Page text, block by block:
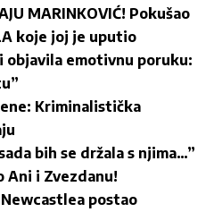
MARINKOVIĆ! Pokušao
koje joj je uputio
emotivnu poruku:
Kriminalistička
bih se držala s njima…”
Ani i Zvezdanu!
postao